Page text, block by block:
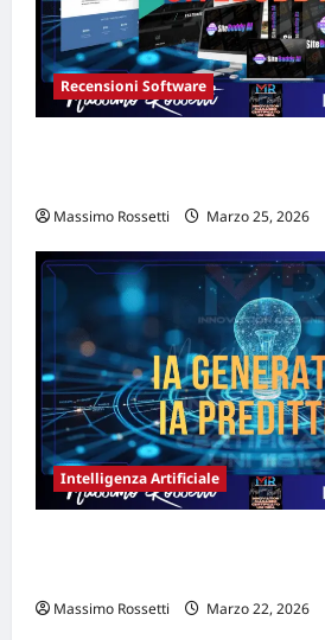
Recensioni Software
Massimo Rossetti Marzo 25, 2026
Intelligenza Artificiale
Massimo Rossetti Marzo 22, 2026